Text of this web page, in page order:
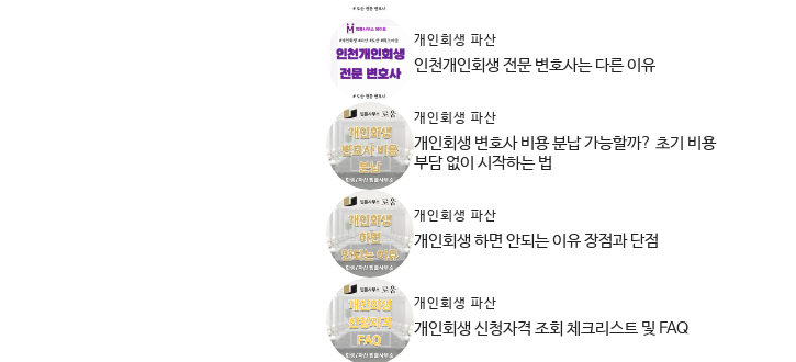
개인회생 파산
인천개인회생 전문 변호사는 다른 이유
개인회생 파산
개인회생 변호사 비용 분납 가능할까? 초기 비용
부담 없이 시작하는 법
개인회생 파산
개인회생 하면 안되는 이유 장점과 단점
개인회생 파산
개인회생 신청자격 조회 체크리스트 및 FAQ